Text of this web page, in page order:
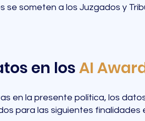
se someten a los Juzgados y
en losAI
en la presente política, los
para las siguientes finalidades